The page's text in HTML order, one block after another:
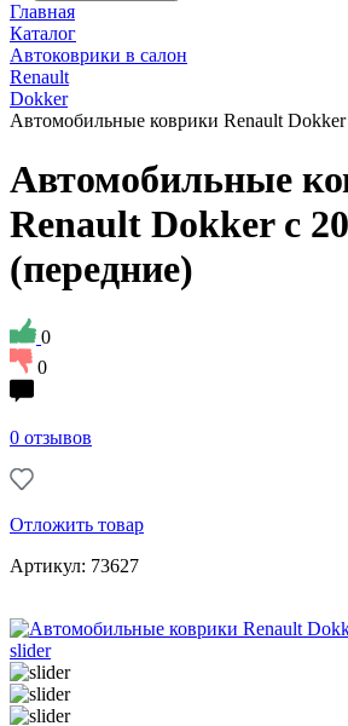
Главная
Каталог
Автоковрики в салон
Renault
Dokker
Автомобильные коврики Renault
Автомобильные
Renault Dokker с
(передние)
0
0
0 отзывов
Отложить товар
Артикул: 73627